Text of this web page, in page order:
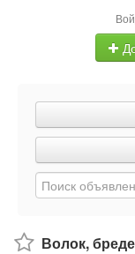
Волок,